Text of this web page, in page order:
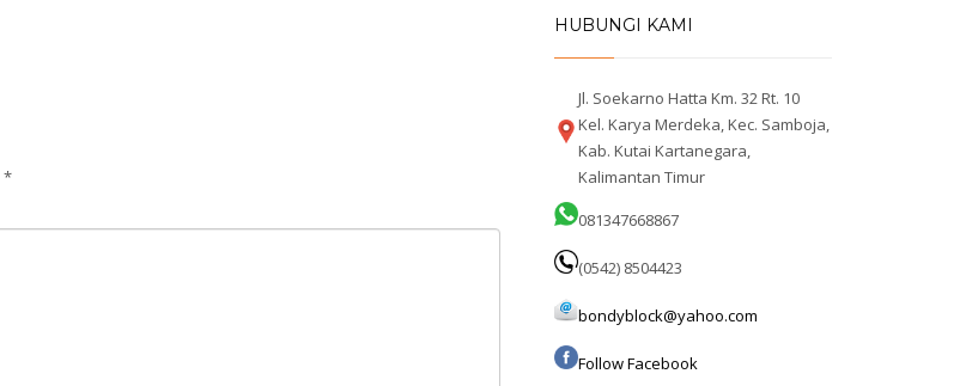
*
HUBUNGI KAMI
Jl. Soekarno Hatta Km. 32 Rt. 10
Kel. Karya Merdeka, Kec. Samboja,
Kab. Kutai Kartanegara,
Kalimantan Timur
081347668867
(0542) 8504423
bondyblock@yahoo.com
Follow Facebook